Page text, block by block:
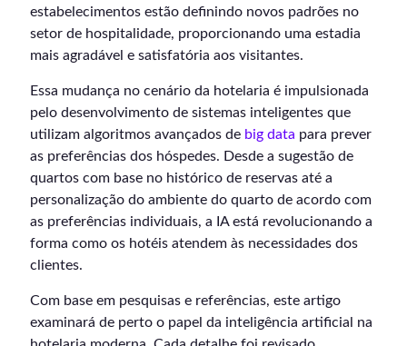
estabelecimentos estão definindo novos padrões no
setor de hospitalidade, proporcionando uma estadia
mais agradável e satisfatória aos visitantes.
Essa mudança no cenário da hotelaria é impulsionada
pelo desenvolvimento de sistemas inteligentes que
utilizam algoritmos avançados de big data para prever
as preferências dos hóspedes. Desde a sugestão de
quartos com base no histórico de reservas até a
personalização do ambiente do quarto de acordo com
as preferências individuais, a IA está revolucionando a
forma como os hotéis atendem às necessidades dos
clientes.
Com base em pesquisas e referências, este artigo
examinará de perto o papel da inteligência artificial na